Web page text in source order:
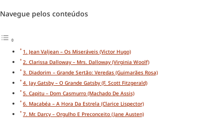
Navegue pelos conteúdos
1. Jean Valjean – Os Miseráveis (Victor Hugo)
2. Clarissa Dalloway – Mrs. Dalloway (Virginia Woolf)
3. Diadorim – Grande Sertão: Veredas (Guimarães Rosa)
4. Jay Gatsby – O Grande Gatsby (F. Scott Fitzgerald)
5. Capitu – Dom Casmurro (Machado De Assis)
6. Macabéa – A Hora Da Estrela (Clarice Lispector)
7. Mr. Darcy – Orgulho E Preconceito (Jane Austen)